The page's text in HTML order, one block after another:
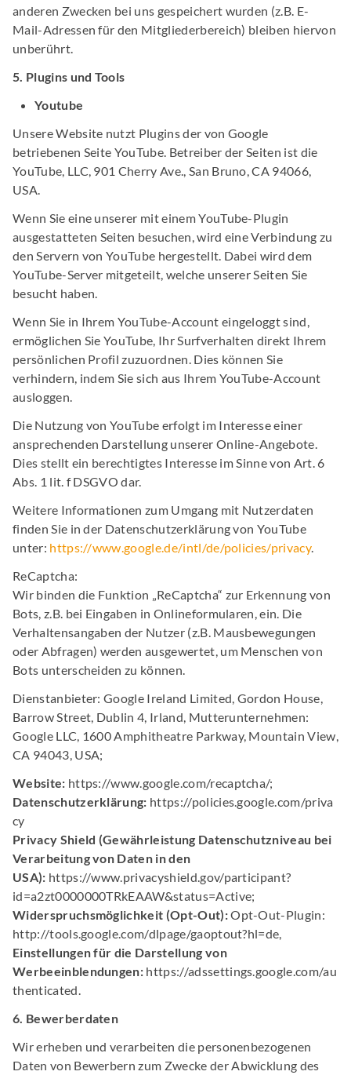
anderen Zwecken bei uns gespeichert wurden (z.B. E-
Mail-Adressen für den Mitgliederbereich) bleiben hiervon
unberührt.
5. Plugins und Tools
Youtube
Unsere Website nutzt Plugins der von Google
betriebenen Seite YouTube. Betreiber der Seiten ist die
YouTube, LLC, 901 Cherry Ave., San Bruno, CA 94066,
USA.
Wenn Sie eine unserer mit einem YouTube-Plugin
ausgestatteten Seiten besuchen, wird eine Verbindung zu
den Servern von YouTube hergestellt. Dabei wird dem
YouTube-Server mitgeteilt, welche unserer Seiten Sie
besucht haben.
Wenn Sie in Ihrem YouTube-Account eingeloggt sind,
ermöglichen Sie YouTube, Ihr Surfverhalten direkt Ihrem
persönlichen Profil zuzuordnen. Dies können Sie
verhindern, indem Sie sich aus Ihrem YouTube-Account
ausloggen.
Die Nutzung von YouTube erfolgt im Interesse einer
ansprechenden Darstellung unserer Online-Angebote.
Dies stellt ein berechtigtes Interesse im Sinne von Art. 6
Abs. 1 lit. f DSGVO dar.
Weitere Informationen zum Umgang mit Nutzerdaten
finden Sie in der Datenschutzerklärung von YouTube
unter: https://www.google.de/intl/de/policies/privacy.
ReCaptcha:
Wir binden die Funktion „ReCaptcha“ zur Erkennung von
Bots, z.B. bei Eingaben in Onlineformularen, ein. Die
Verhaltensangaben der Nutzer (z.B. Mausbewegungen
oder Abfragen) werden ausgewertet, um Menschen von
Bots unterscheiden zu können.
Dienstanbieter: Google Ireland Limited, Gordon House,
Barrow Street, Dublin 4, Irland, Mutterunternehmen:
Google LLC, 1600 Amphitheatre Parkway, Mountain View,
CA 94043, USA;
Website: https://www.google.com/recaptcha/;
Datenschutzerklärung: https://policies.google.com/priva
cy
Privacy Shield (Gewährleistung Datenschutzniveau bei
Verarbeitung von Daten in den
USA): https://www.privacyshield.gov/participant?
id=a2zt0000000TRkEAAW&status=Active;
Widerspruchsmöglichkeit (Opt-Out):Opt-Out-Plugin:
http://tools.google.com/dlpage/gaoptout?hl=de,
Einstellungen für die Darstellung von
Werbeeinblendungen: https://adssettings.google.com/au
thenticated.
6. Bewerberdaten
Wir erheben und verarbeiten die personenbezogenen
Daten von Bewerbern zum Zwecke der Abwicklung des